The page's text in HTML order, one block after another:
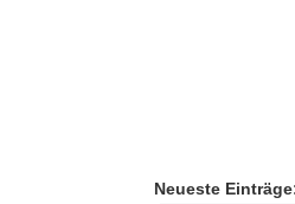
Neueste